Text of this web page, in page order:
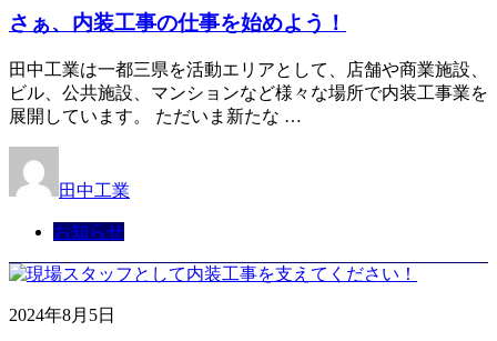
さぁ、内装工事の仕事を始めよう！
田中工業は一都三県を活動エリアとして、店舗や商業施設、
ビル、公共施設、マンションなど様々な場所で内装工事業を
展開しています。 ただいま新たな …
田中工業
お知らせ
2024年8月5日